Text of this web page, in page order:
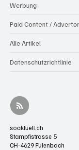
Werbung
Paid Content /
Alle Artikel
Datenschutzrichtlinie
soaktuell.ch
Stampfistrasse 5
CH-4629 Fulenbach